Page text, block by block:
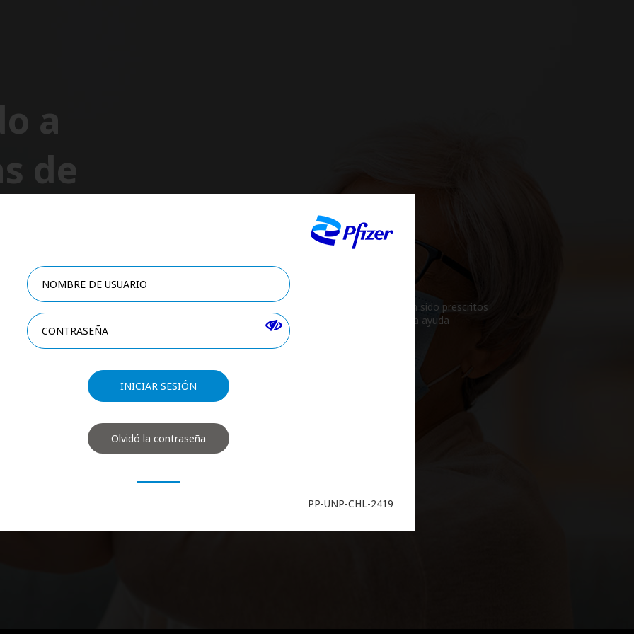
que solo un producto, hemos diseñado programas de apoyo a los pacientes que han sido prescritos
para orientar en su administración y el seguimiento de su tratamiento, a través de una ayuda
a
de
Olvidó la contraseña
PP-UNP-CHL-2419